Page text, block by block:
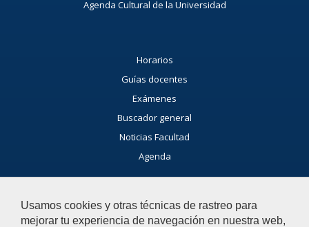
Usamos cookies y otras técnicas de rastreo para
mejorar tu experiencia de navegación en nuestra web,
Agenda Cultural de la Universidad
Horarios
Guías docentes
Exámenes
Buscador general
Noticias Facultad
Agenda
Buzón de consultas
Si tienes dudas, contacta con nosotros.